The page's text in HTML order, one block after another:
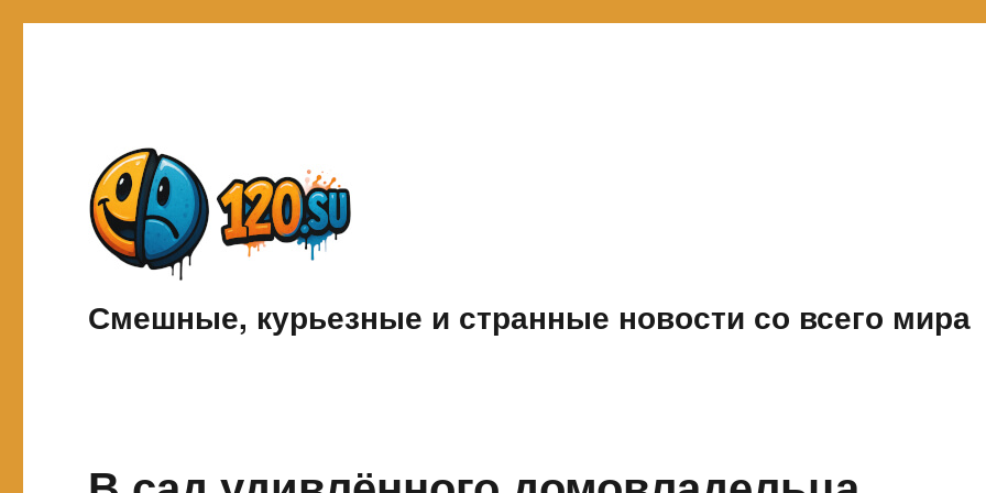
Смешные, курьезные и странные новости со всего мира